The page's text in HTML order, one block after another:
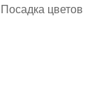
цветов